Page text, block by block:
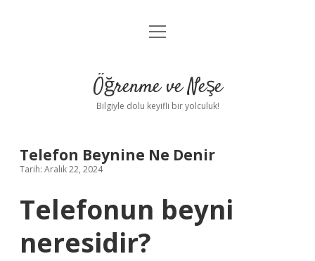
Anasayfa
Yasal Uyarı
menüyü
Öğrenme ve Neşe
Bilgiyle dolu keyifli bir yolculuk!
Telefon Beynine Ne Denir
Tarih: Aralık 22, 2024
Telefonun beyni
neresidir?